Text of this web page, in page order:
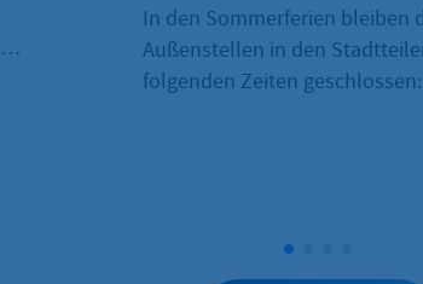
In den Sommerferien bleiben
Außenstellen in den
folgenden Zeiten
der Zeit vom 23. Juli bis 6.